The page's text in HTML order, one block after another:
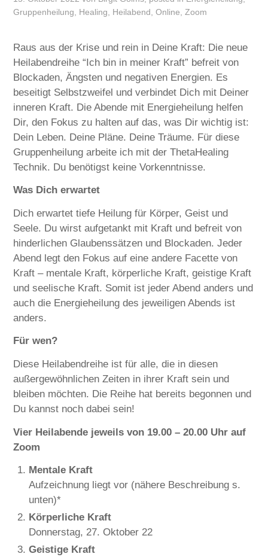
Gruppenheilung
Healing Heilabend ,Online Zoom
Raus aus der Krise und rein in Deine Kraft: Die neue
Heilabendreihe “Ich bin in meiner Kraft” befreit von
Blockaden, Ängsten und negativen Energien. Es
beseitigt Selbstzweifel und verbindet Dich mit Deiner
inneren Kraft. Die Abende mit Energieheilung helfen
Dir, den Fokus zu halten auf das, was Dir wichtig ist:
Dein Leben. Deine Pläne. Deine Träume. Für diese
Gruppenheilung arbeite ich mit der ThetaHealing
Technik. Du benötigst keine Vorkenntnisse.
Was Dich erwartet
Dich erwartet tiefe Heilung für Körper, Geist und
Seele. Du wirst aufgetankt mit Kraft und befreit von
hinderlichen Glaubenssätzen und Blockaden. Jeder
Abend legt den Fokus auf eine andere Facette von
Kraft – mentale Kraft, körperliche Kraft, geistige Kraft
und seelische Kraft. Somit ist jeder Abend anders und
auch die Energieheilung des jeweiligen Abends ist
anders.
Für wen?
Diese Heilabendreihe ist für alle, die in diesen
außergewöhnlichen Zeiten in ihrer Kraft sein und
bleiben möchten. Die Reihe hat bereits begonnen und
Du kannst noch dabei sein!
Vier Heilabende jeweils von 19.00 – 20.00 Uhr auf
Zoom
Mentale Kraft
Aufzeichnung liegt vor (nähere Beschreibung s.
unten)*
Körperliche Kraft
Donnerstag, 27. Oktober 22
Geistige Kraft